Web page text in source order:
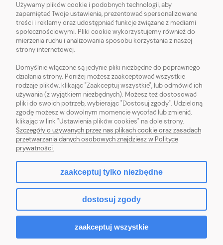
O NAS
OBSŁUGA KLIENTA
POMOC
MOJE KONTO
Sklep z włóczką. Internetowa pasmanteria. Włóczki wełniane. Włóczki
bawełniane. Tanie włóczki. Włóczki ręcznie farbowane.
Sklep internetowy Shoper.pl
Używamy plików cookie i podobnych technologii, aby
zapamiętać Twoje ustawienia, prezentować spersonalizowane
treści i reklamy oraz udostępniać funkcje związane z mediami
społecznościowymi. Pliki cookie wykorzystujemy również do
mierzenia ruchu i analizowania sposobu korzystania z naszej
strony internetowej.
Domyślnie włączone są jedynie pliki niezbędne do poprawnego
działania strony. Poniżej możesz zaakceptować wszystkie
rodzaje plików, klikając "Zaakceptuj wszystkie", lub odmówić ich
używania (z wyjątkiem niezbędnych). Możesz też dostosować
pliki do swoich potrzeb, wybierając "Dostosuj zgody". Udzieloną
zgodę możesz w dowolnym momencie wycofać lub zmienić,
klikając w link "Ustawienia plików cookies" na dole strony.
Szczegóły o używanych przez nas plikach cookie oraz zasadach
przetwarzania danych osobowych znajdziesz w Polityce
prywatności.
zaakceptuj tylko niezbędne
dostosuj zgody
zaakceptuj wszystkie